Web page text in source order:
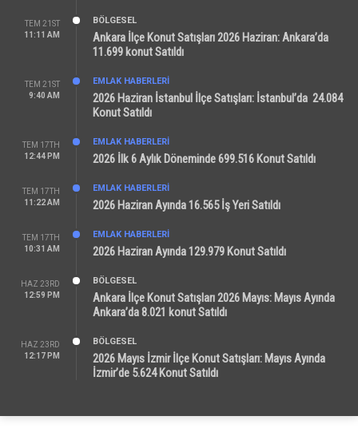
TEM 21ST
11:11 AM
BÖLGESEL
Ankara İlçe Konut Satışları 2026 Haziran: Ankara’da
11.699 konut Satıldı
TEM 21ST
9:40 AM
EMLAK HABERLERI
2026 Haziran İstanbul İlçe Satışları: İstanbul’da 24.084
Konut Satıldı
TEM 17TH
12:44 PM
EMLAK HABERLERI
2026 İlk 6 Aylık Döneminde 699.516 Konut Satıldı
TEM 17TH
11:22 AM
EMLAK HABERLERI
2026 Haziran Ayında 16.565 İş Yeri Satıldı
TEM 17TH
10:31 AM
EMLAK HABERLERI
2026 Haziran Ayında 129.979 Konut Satıldı
HAZ 23RD
12:59 PM
BÖLGESEL
Ankara İlçe Konut Satışları 2026 Mayıs: Mayıs Ayında
Ankara’da 8.021 konut Satıldı
HAZ 23RD
12:17 PM
BÖLGESEL
2026 Mayıs İzmir İlçe Konut Satışları: Mayıs Ayında
İzmir’de 5.624 Konut Satıldı